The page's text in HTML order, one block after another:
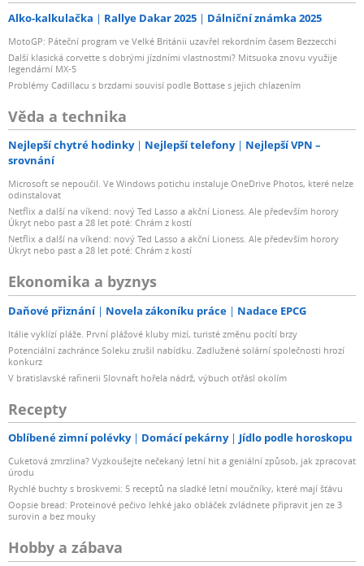
Alko-kalkulačka Rallye Dakar 2025 Dálniční známka 2025
MotoGP: Páteční program ve Velké Británii uzavřel rekordním časem Bezzecchi
Další klasická corvette s dobrými jízdními vlastnostmi? Mitsuoka znovu využije
legendární MX-5
Problémy Cadillacu s brzdami souvisí podle Bottase s jejich chlazením
Věda a technika
Nejlepší chytré hodinky Nejlepší telefony
Nejlepší VPN –
srovnání
Microsoft se nepoučil. Ve Windows potichu instaluje OneDrive Photos, které nelze
odinstalovat
Netflix a další na víkend: nový Ted Lasso a akční Lioness. Ale především horory
Úkryt nebo past a 28 let poté: Chrám z kostí
Netflix a další na víkend: nový Ted Lasso a akční Lioness. Ale především horory
Úkryt nebo past a 28 let poté: Chrám z kostí
Ekonomika a byznys
Daňové přiznání Novela zákoníku práce Nadace EPCG
Itálie vyklízí pláže. První plážové kluby mizí, turisté změnu pocítí brzy
Potenciální zachránce Soleku zrušil nabídku. Zadlužené solární společnosti hrozí
konkurz
V bratislavské rafinerii Slovnaft hořela nádrž, výbuch otřásl okolím
Recepty
Oblíbené zimní polévky Domácí pekárny Jídlo podle horoskopu
Cuketová zmrzlina? Vyzkoušejte nečekaný letní hit a geniální způsob, jak zpracovat
úrodu
Rychlé buchty s broskvemi: 5 receptů na sladké letní moučníky, které mají šťávu
Oopsie bread: Proteinové pečivo lehké jako obláček zvládnete připravit jen ze 3
surovin a bez mouky
Hobby a zábava